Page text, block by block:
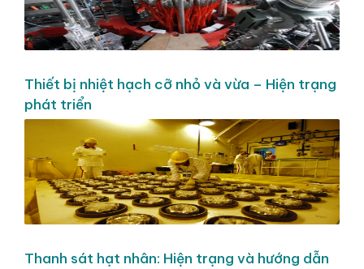
Thiết bị nhiệt hạch cỡ nhỏ và vừa – Hiện trạng
phát triển
Thanh sát hạt nhân: Hiện trạng và hướng dẫn